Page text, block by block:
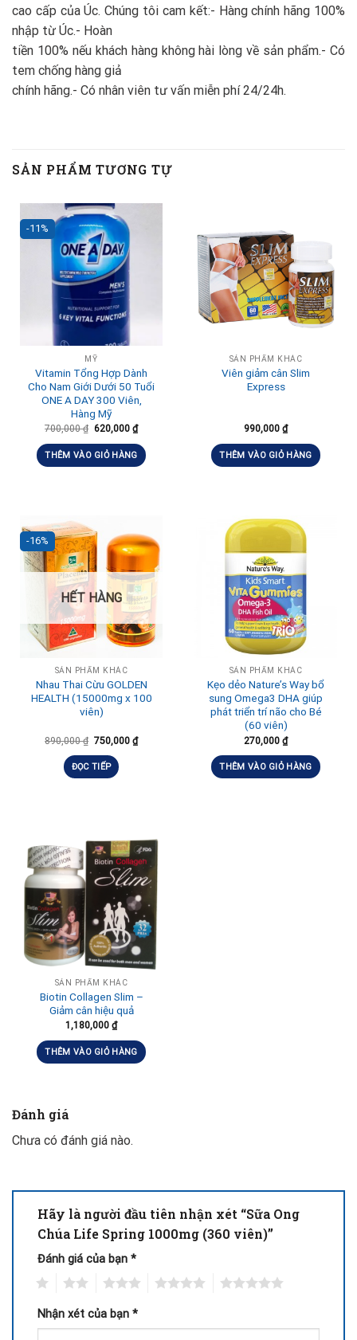
cao cấp của Úc. Chúng tôi cam kết:- Hàng chính hãng 100%
nhập từ Úc.- Hoàn
tiền 100% nếu khách hàng không hài lòng về sản phẩm.- Có
tem chống hàng giả
chính hãng.- Có nhân viên tư vấn miễn phí 24/24h.
SẢN PHẨM TƯƠNG TỰ
-11%
MỸ
Vitamin Tổng Hợp Dành
Cho Nam Giới Dưới 50 Tuổi
ONE A DAY 300 Viên,
Hàng Mỹ
700,000₫ 620,000 ₫
THÊM VÀO GIỎ HÀNG
SẢN PHẨM KHÁC
Viên giảm cân Slim
Express
990,000 ₫
THÊM VÀO GIỎ HÀNG
-16%
HẾT HÀNG
SẢN PHẨM KHÁC
Nhau Thai Cừu GOLDEN
HEALTH (15000mg x 100
viên)
890,000₫ 750,000 ₫
ĐỌC TIẾP
SẢN PHẨM KHÁC
Kẹo dẻo Nature’s Way bổ
sung Omega3 DHA giúp
phát triển trí não cho Bé
(60 viên)
270,000 ₫
THÊM VÀO GIỎ HÀNG
SẢN PHẨM KHÁC
Biotin Collagen Slim –
Giảm cân hiệu quả
1,180,000 ₫
THÊM VÀO GIỎ HÀNG
Đánh giá
Chưa có đánh giá nào.
Hãy là người đầu tiên nhận xét “Sữa Ong
Chúa Life Spring 1000mg (360 viên)”
Đánh giá của bạn *
Nhận xét của bạn *